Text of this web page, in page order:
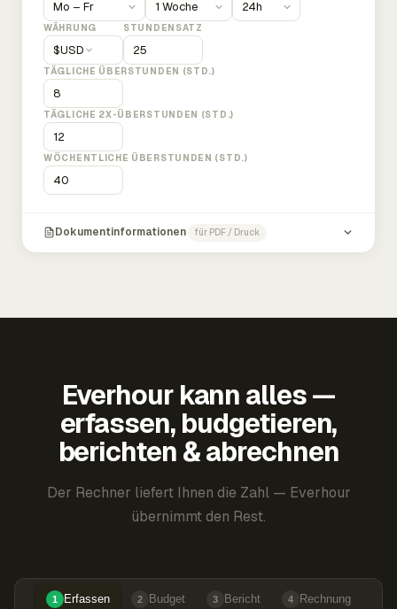
WÄHRUNG
$USD
STUNDENSATZ
TÄGLICHE ÜBERSTUNDEN (STD.)
TÄGLICHE 2X-ÜBERSTUNDEN (STD.)
WÖCHENTLICHE ÜBERSTUNDEN (STD.)
Dokumentinformationen für PDF / Druck
Everhour kann alles —
erfassen, budgetieren,
berichten & abrechnen
Der Rechner liefert Ihnen die Zahl — Everhour
übernimmt den Rest.
1 Erfassen 2 Budget 3 Bericht 4 Rechnung